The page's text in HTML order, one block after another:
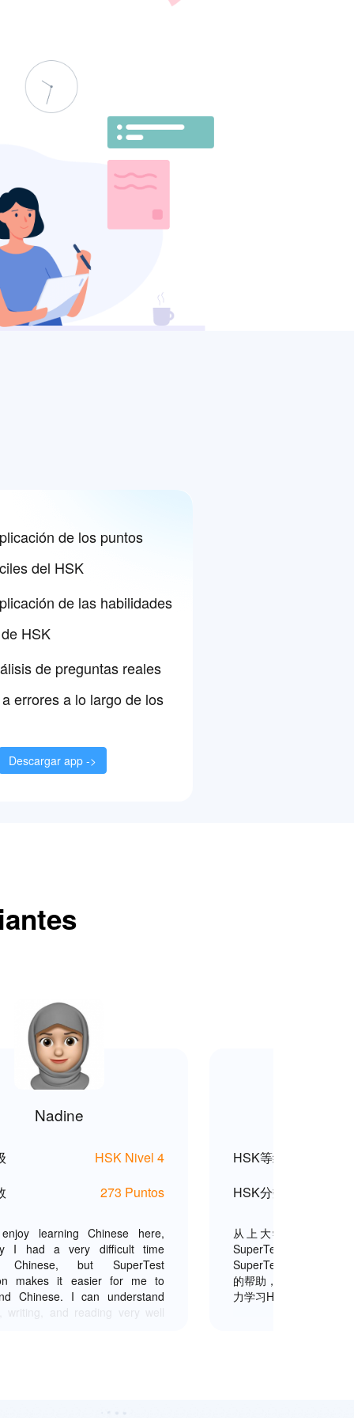
de los puntos
del HSK
de las habilidades
HSK
de preguntas reales
errores a lo largo de los
Descargar app ->
Nadine
HSK Nivel 4
273 Puntos
learning Chinese here,
I had a very difficult time
Chinese, but SuperTest
makes it easier for me to
Chinese. I can understand
HSK等级
HSK分数
从上大学一年级的
SuperTest，然后
SuperTest真的帮我很
的帮助，我才能得到这
力学习HSK六级，通过